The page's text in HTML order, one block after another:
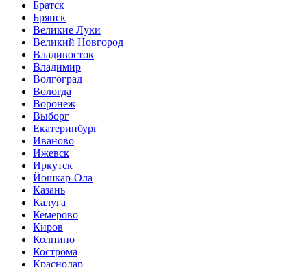
Братск
Брянск
Великие Луки
Великий Новгород
Владивосток
Владимир
Волгоград
Вологда
Воронеж
Выборг
Екатеринбург
Иваново
Ижевск
Иркутск
Йошкар-Ола
Казань
Калуга
Кемерово
Киров
Колпино
Кострома
Краснодар